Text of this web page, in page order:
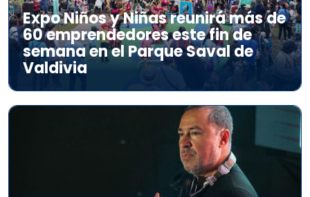
Expo Niños y Niñas reunirá más de
60 emprendedores este fin de
semana en el Parque Saval de
Valdivia